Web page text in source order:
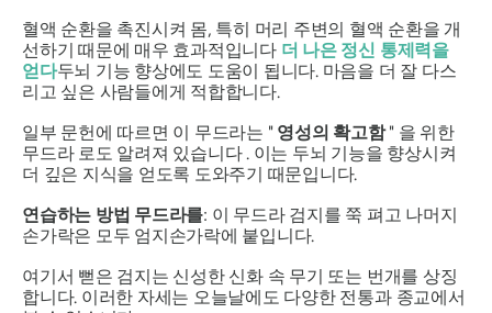
혈액 순환을 촉진시켜 몸, 특히 머리 주변의 혈액 순환을 개
선하기 때문에 매우 효과적입니다 더 나은 정신 통제력을
얻다두뇌 기능 향상에도 도움이 됩니다. 마음을 더 잘 다스
리고 싶은 사람들에게 적합합니다.
일부 문헌에 따르면 이 무드라는 " 영성의 확고함" 을 위한
무드라로도 알려져 있습니다 . 이는 두뇌 기능을 향상시켜
더 깊은 지식을 얻도록 도와주기 때문입니다.
연습하는 방법 무드라를: 이 무드라검지를 쭉 펴고 나머지
손가락은 모두 엄지손가락에 붙입니다.
여기서 뻗은 검지는 신성한 신화 속 무기 또는 번개를 상징
합니다. 이러한 자세는 오늘날에도 다양한 전통과 종교에서